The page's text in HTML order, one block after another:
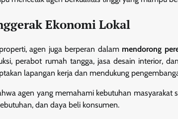
Ekonomi Lokal
agen juga berperan dalam mendorong
perabot rumah tangga, jasa desain interior,
lapangan kerja dan mendukung
agen yang memahami kebutuhan
dan daya beli konsumen.